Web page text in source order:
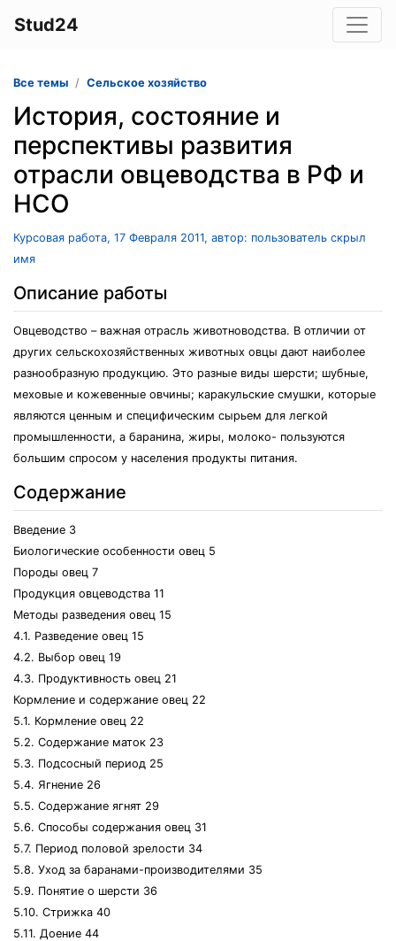
Stud24
Все темы Сельское хозяйство
История, состояние и
перспективы развития
отрасли овцеводства в РФ и
НСО
Курсовая работа, 17 Февраля 2011, автор: пользователь скрыл
имя
Описание работы
Овцеводство – важная отрасль животноводства. В отличии от
других сельскохозяйственных животных овцы дают наиболее
разнообразную продукцию. Это разные виды шерсти; шубные,
меховые и кожевенные овчины; каракульские смушки, которые
являются ценным и специфическим сырьем для легкой
промышленности, а баранина, жиры, молоко- пользуются
большим спросом у населения продукты питания.
Содержание
Введение 3
Биологические особенности овец 5
Породы овец 7
Продукция овцеводства 11
Методы разведения овец 15
4.1. Разведение овец 15
4.2. Выбор овец 19
4.3. Продуктивность овец 21
Кормление и содержание овец 22
5.1. Кормление овец 22
5.2. Содержание маток 23
5.3. Подсосный период 25
5.4. Ягнение 26
5.5. Содержание ягнят 29
5.6. Способы содержания овец 31
5.7. Период половой зрелости 34
5.8. Уход за баранами-производителями 35
5.9. Понятие о шерсти 36
5.10. Стрижка 40
5.11. Доение 44